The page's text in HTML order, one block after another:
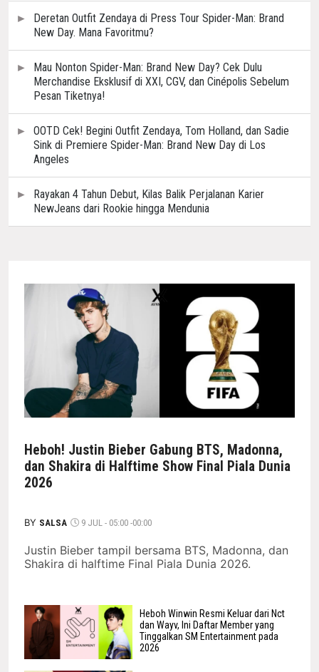
Deretan Outfit Zendaya di Press Tour Spider-Man: Brand
New Day. Mana Favoritmu?
Mau Nonton Spider-Man: Brand New Day? Cek Dulu
Merchandise Eksklusif di XXI, CGV, dan Cinépolis Sebelum
Pesan Tiketnya!
OOTD Cek! Begini Outfit Zendaya, Tom Holland, dan Sadie
Sink di Premiere Spider-Man: Brand New Day di Los
Angeles
Rayakan 4 Tahun Debut, Kilas Balik Perjalanan Karier
NewJeans dari Rookie hingga Mendunia
Heboh! Justin Bieber Gabung BTS, Madonna,
dan Shakira di Halftime Show Final Piala Dunia
2026
BY SALSA 9 JUL - 05:00 -00:00
Justin Bieber tampil bersama BTS, Madonna, dan
Shakira di halftime Final Piala Dunia 2026.
Heboh Winwin Resmi Keluar dari Nct
dan Wayv, Ini Daftar Member yang
Tinggalkan SM Entertainment pada
2026